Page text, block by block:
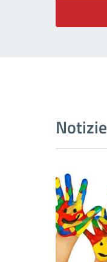
Notizie